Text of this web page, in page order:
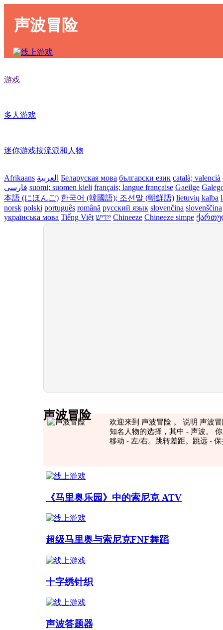
声波冒险
游戏
多人游戏
迷你游戏按流派和人物
Afrikaans العربية Беларуская мова български език català; valencià
فارسی suomi; suomen kieli français; langue française Gaeilge
本語 (にほんご) 한국어 (韓國語); 조선말 (朝鮮語) lietuvių kalba
norsk polski português română русский язык slovenčina slovenščina
українська мова Tiếng Việt ייִדיש Chineeze Chineeze simpe
声波冒险
欢迎来到 声波冒险 。 说明 声波
知名人物的选择，其中 - 声波。
移动 - 左/右。跳转差距。跳远 -
《马里奥乐园》中的索尼克 ATV
超级马里奥与索尼克FNF舞蹈
十字绣针织
声波答题器